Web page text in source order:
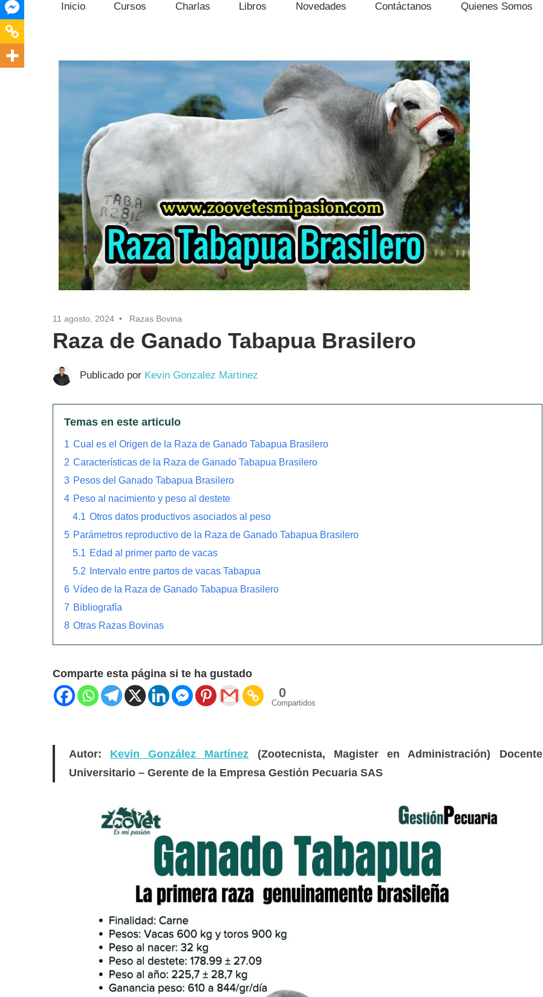
Inicio Cursos Charlas Libros Novedades Contáctanos Quienes Somos
11 agosto, 2024 Razas Bovina
Raza de Ganado Tabapua Brasilero
Publicado por Kevin Gonzalez Martinez
Temas en este articulo
1 Cual es el Origen de la Raza de Ganado Tabapua Brasilero
2 Características de la Raza de Ganado Tabapua Brasilero
3 Pesos del Ganado Tabapua Brasilero
4 Peso al nacimiento y peso al destete
4.1 Otros datos productivos asociados al peso
5 Parámetros reproductivo de la Raza de Ganado Tabapua Brasilero
5.1 Edad al primer parto de vacas
5.2 Intervalo entre partos de vacas Tabapua
6 Vídeo de la Raza de Ganado Tabapua Brasilero
7 Bibliografía
8 Otras Razas Bovinas
Comparte esta página si te ha gustado
0
Compartidos
Autor: Kevin González Martínez (Zootecnista, Magister en Administración) Docente
Universitario – Gerente de la Empresa Gestión Pecuaria SAS